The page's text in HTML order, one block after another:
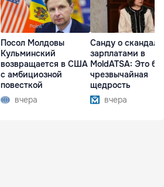
Посол Молдовы
Кульминский
возвращается в США
с амбициозной
повесткой
вчера
Санду о
зарплатами в
MoldATSA: Это
чрезвычайная
щедрость
вчера